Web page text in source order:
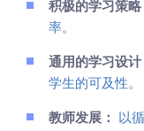
积极的学习策略
率。
通用的学习设计
学生的可及性。
教师发展：
以